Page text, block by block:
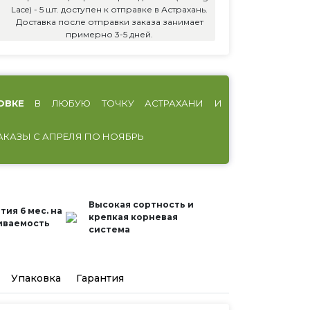
Lace) - 5 шт. доступен к отправке в Астрахань.
Доставка после отправки заказа занимает
примерно 3-5 дней.
В ЛЮБУЮ ТОЧКУ АСТРАХАНИ И
С АПРЕЛЯ ПО НОЯБРЬ
6 мес. на
Высокая сортность и
крепкая корневая
система
Упаковка Гарантия